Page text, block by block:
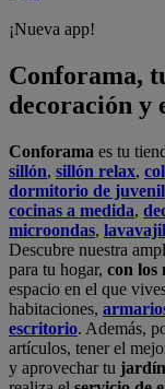
¡Nueva app!
Conforama,
decoración y
Conforama es tu
sillón, sillón relax,
dormitorio de juvenil
cocinas a medida,
microondas,
Descubre nuestra
para tu hogar, con los
espacio en el que
habitaciones,
escritorio. Además,
artículos, tener el
y aprovechar tu jardín